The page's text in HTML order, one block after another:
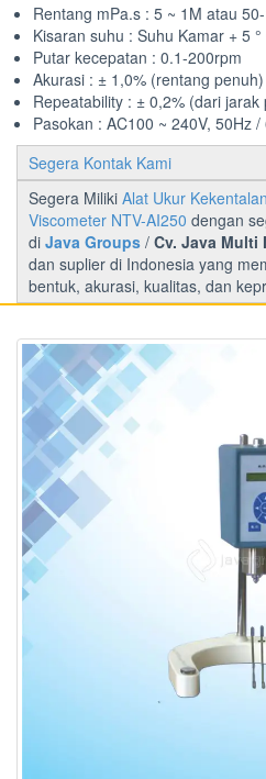
Rentang mPa.s : 5 ~ 1M atau
Kisaran suhu : Suhu Kamar + 5
Putar kecepatan : 0.1-200rpm
Akurasi : ± 1,0% (rentang penuh)
Repeatability : ± 0,2% (dari jarak
Pasokan : AC100 ~ 240V, 50Hz
Segera Kontak Kami
Segera Miliki Alat Ukur
Viscometer NTV-AI250 dengan
di Java Groups / Cv. Java Multi
dan suplier di Indonesia yang
bentuk, akurasi, kualitas, dan